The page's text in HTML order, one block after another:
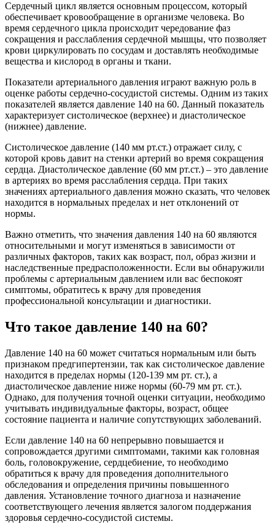
Сердечный цикл является основным процессом, который
обеспечивает кровообращение в организме человека. Во
время сердечного цикла происходит чередование фаз
сокращения и расслабления сердечной мышцы, что позволяет
крови циркулировать по сосудам и доставлять необходимые
вещества и кислород в органы и ткани.
Показатели артериального давления играют важную роль в
оценке работы сердечно-сосудистой системы. Одним из таких
показателей является давление 140 на 60. Данный показатель
характеризует систолическое (верхнее) и диастолическое
(нижнее) давление.
Систолическое давление (140 мм рт.ст.) отражает силу, с
которой кровь давит на стенки артерий во время сокращения
сердца. Диастолическое давление (60 мм рт.ст.) – это давление
в артериях во время расслабления сердца. При таких
значениях артериального давления можно сказать, что человек
находится в нормальных пределах и нет отклонений от
нормы.
Важно отметить, что значения давления 140 на 60 являются
относительными и могут изменяться в зависимости от
различных факторов, таких как возраст, пол, образ жизни и
наследственные предрасположенности. Если вы обнаружили
проблемы с артериальным давлением или вас беспокоят
симптомы, обратитесь к врачу для проведения
профессиональной консультации и диагностики.
Что такое давление 140 на 60?
Давление 140 на 60 может считаться нормальным или быть
признаком предгипертензии, так как систолическое давление
находится в пределах нормы (120-139 мм рт. ст.), а
диастолическое давление ниже нормы (60-79 мм рт. ст.).
Однако, для получения точной оценки ситуации, необходимо
учитывать индивидуальные факторы, возраст, общее
состояние пациента и наличие сопутствующих заболеваний.
Если давление 140 на 60 непрерывно повышается и
сопровождается другими симптомами, такими как головная
боль, головокружение, сердцебиение, то необходимо
обратиться к врачу для проведения дополнительного
обследования и определения причины повышенного
давления. Установление точного диагноза и назначение
соответствующего лечения является залогом поддержания
здоровья сердечно-сосудистой системы.